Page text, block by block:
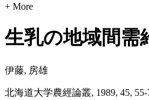
+ More
生乳の地域間需
伊藤, 房雄
北海道大学農經論叢, 1989, 45, 55-